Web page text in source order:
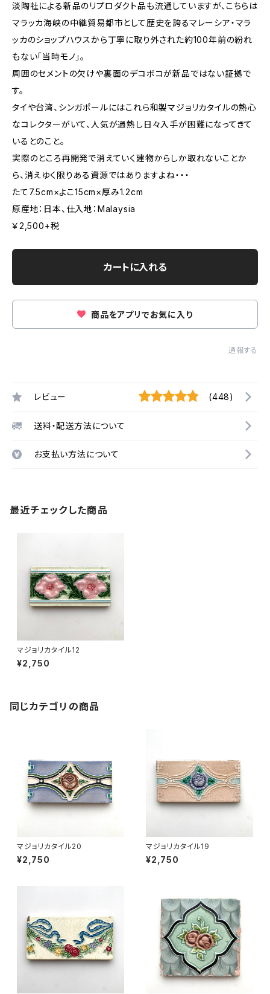
淡陶社による新品のリプロダクト品も流通していますが、こちらは
マラッカ海峡の中継貿易都市として歴史を誇るマレーシア・マラ
ッカのショップハウスから丁寧に取り外された約100年前の紛れ
もない「当時モノ」。
周囲のセメントの欠けや裏面のデコボコが新品ではない証拠で
す。
タイや台湾、シンガポールにはこれら和製マジョリカタイルの熱心
なコレクターがいて、人気が過熱し日々入手が困難になってきて
いるとのこと。
実際のところ再開発で消えていく建物からしか取れないことか
ら、消えゆく限りある資源ではありますよね・・・
たて7.5cm×よこ15cm×厚み1.2cm
原産地：日本、仕入地：Malaysia
￥2,500+税
カートに入れる
商品をアプリでお気に入り
通報する
レビュー (448)
送料・配送方法について
お支払い方法について
最近チェックした商品
マジョリカタイル12
¥2,750
同じカテゴリの商品
マジョリカタイル20
¥2,750
マジョリカタイル19
¥2,750